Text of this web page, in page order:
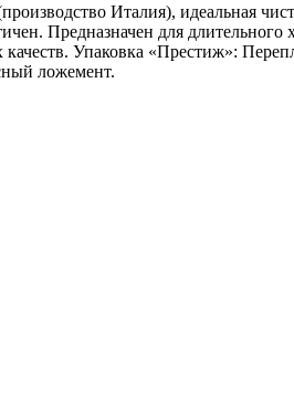
Италия), идеальная
Предназначен для длительного
качеств. Упаковка «Престиж»:
ложемент.